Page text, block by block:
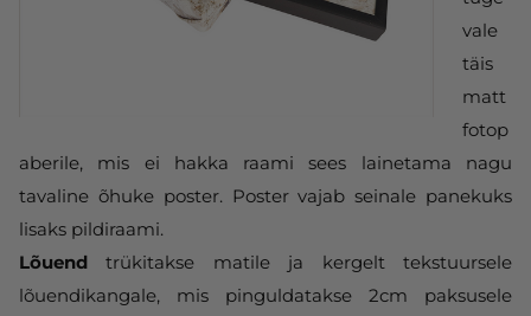
vale
täis
matt
fotop
aberile, mis ei hakka raami sees lainetama nagu
tavaline õhuke poster. Poster vajab seinale panekuks
lisaks pildiraami.
Lõuend trükitakse matile ja kergelt tekstuursele
lõuendikangale, mis pinguldatakse 2cm paksusele